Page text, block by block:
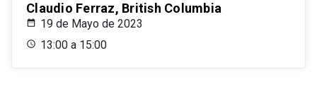
Claudio Ferraz, British Columbia
19 de Mayo de 2023
13:00 a 15:00